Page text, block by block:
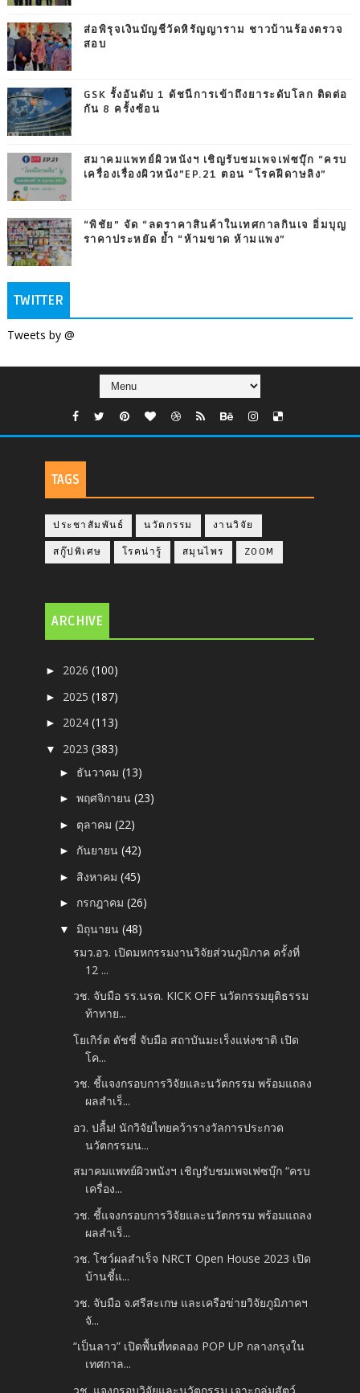
ส่อพิรุจเงินบัญชีวัดหิรัญญาราม ชาวบ้านร้องตรวจ
สอบ
GSK รั้งอันดับ 1 ดัชนีการเข้าถึงยาระดับโลก ติดต่อ
กัน 8 ครั้งซ้อน
สมาคมแพทย์ผิวหนังฯ เชิญรับชมเพจเฟซบุ๊ก “ครบ
เครื่องเรื่องผิวหนัง”EP.21 ตอน “โรคฝีดาษลิง”
“พิชัย” จัด “ลดราคาสินค้าในเทศกาลกินเจ อิ่มบุญ
ราคาประหยัด ย้ำ “ห้ามขาด ห้ามแพง”
TWITTER
Tweets by @
TAGS
ประชาสัมพันธ์ นวัตกรรม งานวิจัย
สกู๊ปพิเศษ โรคน่ารู้ สมุนไพร ZOOM
ARCHIVE
► 2026(100)
► 2025(187)
► 2024(113)
▼ 2023(383)
► ธันวาคม(13)
►พฤศจิกายน(23)
► ตุลาคม(22)
► กันยายน(42)
► สิงหาคม(45)
► กรกฎาคม(26)
▼ มิถุนายน(48)
รมว.อว. เปิดมหกรรมงานวิจัยส่วนภูมิภาค ครั้งที่
12 ...
วช. จับมือ รร.นรต. KICK OFF นวัตกรรมยุติธรรม
ท้าทาย...
โยเกิร์ต ดัชชี่ จับมือ สถาบันมะเร็งแห่งชาติ เปิด
โค...
วช. ชี้แจงกรอบการวิจัยและนวัตกรรม พร้อมแถลง
ผลสำเร็...
อว. ปลื้ม! นักวิจัยไทยคว้ารางวัลการประกวด
นวัตกรรมน...
สมาคมแพทย์ผิวหนังฯ เชิญรับชมเพจเฟซบุ๊ก “ครบ
เครื่อง...
วช. ชี้แจงกรอบการวิจัยและนวัตกรรม พร้อมแถลง
ผลสำเร็...
วช. โชว์ผลสำเร็จ NRCT Open House 2023 เปิด
บ้านชี้แ...
วช. จับมือ จ.ศรีสะเกษ และเครือข่ายวิจัยภูมิภาคฯ
จั...
“เป็นลาว” เปิดพื้นที่ทดลอง POP UP กลางกรุงใน
เทศกาล...